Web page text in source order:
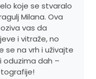
koje se stvaralo
Milana. Ova
vas da
i vitraže, no
se na vrh i uživajte
oduzima dah –